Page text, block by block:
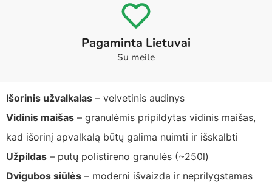
Pagaminta Lietuvai
Su meile
Išorinis užvalkalas – velvetinis audinys
Vidinis maišas – granulėmis pripildytas vidinis maišas,
kad išorinį apvalkalą būtų galima nuimti ir išskalbti
Užpildas – putų polistireno granulės (~250l)
Dvigubos siūlės – moderni išvaizda ir neprilygstamas